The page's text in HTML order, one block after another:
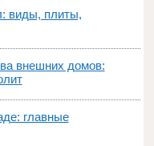
виды, плиты,
внешних домов:
главные